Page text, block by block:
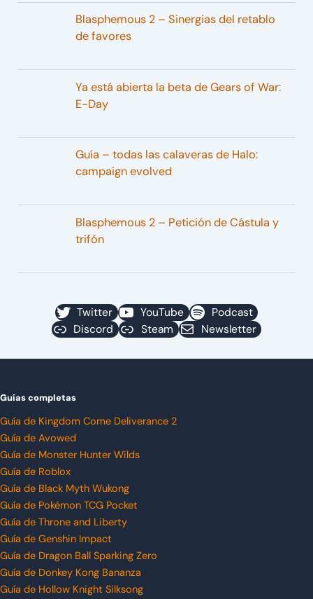
Blasphemous 2 – Sinergias del retablo
de favores
Ya está abierta la beta de Gears of War:
E-Day
Guía – todas las calaveras de Halo:
campaign evolved
Blasphemous 2 – Petición de Cástula y
trifón
Twitter YouTube
Podcast
Discord
Steam Newsletter
Guías completas
Guía de Kingdom Come Deliverance 2
Guía de Avowed
Guía de Monster Hunter Wilds
Guía de Roblox
Guía de Black Myth Wukong
Guía de Pokémon TCG Pocket
Guía de Throne and Liberty
Guía de Genshin Impact
Guía de Dragon Ball Sparking Zero
Guía de Donkey Kong Bananza
Guía de Hollow Knight Silksong